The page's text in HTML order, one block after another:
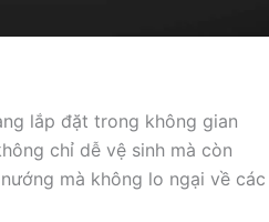
lắp đặt trong không gian
chỉ dễ vệ sinh mà còn
mà không lo ngại về các